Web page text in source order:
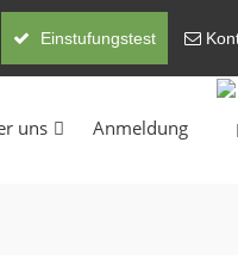
Einstufungstest
uns Anmeldung